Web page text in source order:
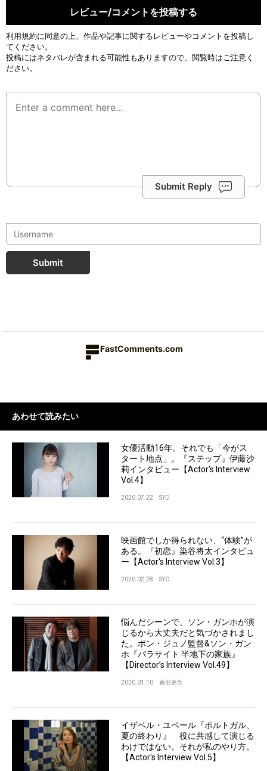
レビュー/コメントを投稿する
利用規約に同意の上、作品や記事に関するレビューやコメントを投稿し
てください。
投稿にはネタバレが含まれる可能性もありますので、閲覧時はご注意く
ださい。
Submit Reply
Submit
FastComments.com
あわせて読みたい
女優活動16年。それでも「今がス
タート地点」。『ステップ』伊藤沙
莉インタビュー【Actor's Interview
Vol.4】
2020.07.22 SYO
映画館でしか得られない、“体験”が
ある。『初恋』染谷将太インタビュ
ー【Actor's Interview Vol.3】
2020.02.28 SYO
悩んだシーンで、ソン・ガンホが演
じるから大丈夫だと気づかされまし
た。ポン・ジュノ監督&ソン・ガン
ホ『パラサイト 半地下の家族』
【Director’s Interview Vol.49】
2020.01.10 香田史生
イザベル・ユペール『ポルトガル、
夏の終わり』 役に共感して演じる
わけではない。それが私のやり方。
【Actor's Interview Vol.5】